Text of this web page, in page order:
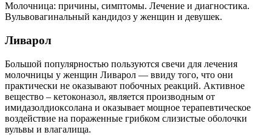
Молочница: причины, симптомы. Лечение и диагностика.
Вульвовагинальный кандидоз у женщин и девушек.
Ливарол
Большой популярностью пользуются свечи для лечения
молочницы у женщин Ливарол — ввиду того, что они
практически не оказывают побочных реакций. Активное
вещество – кетоконазол, является производным от
имидазолдиоксолана и оказывает мощное терапевтическое
воздействие на пораженные грибком слизистые оболочки
вульвы и влагалища.